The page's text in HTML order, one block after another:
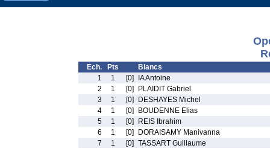
Ech. Pts
Blancs
1
1 [0]
IA Antoine
2
1 [0]
PLAIDIT Gabriel
3
1 [0]
DESHAYES Michel
4
1 [0]
BOUDENNE Elias
5
1 [0]
REIS Ibrahim
6
1 [0]
DORAISAMY Manivanna
7
1 [0] TASSART Guillaume